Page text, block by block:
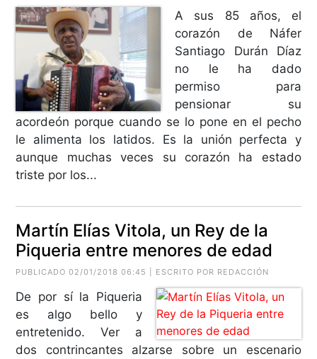
A sus 85 años, el
corazón de Náfer
Santiago Durán Díaz
no le ha dado
permiso para
pensionar su
acordeón porque cuando se lo pone en el pecho
le alimenta los latidos. Es la unión perfecta y
aunque muchas veces su corazón ha estado
triste por los...
Martín Elías Vitola, un Rey de la
Piqueria entre menores de edad
PUBLICADO 02/01/2018 06:45 | ESCRITO POR REDACCIÓN
De por sí la Piqueria
es algo bello y
entretenido. Ver a
dos contrincantes alzarse sobre un escenario